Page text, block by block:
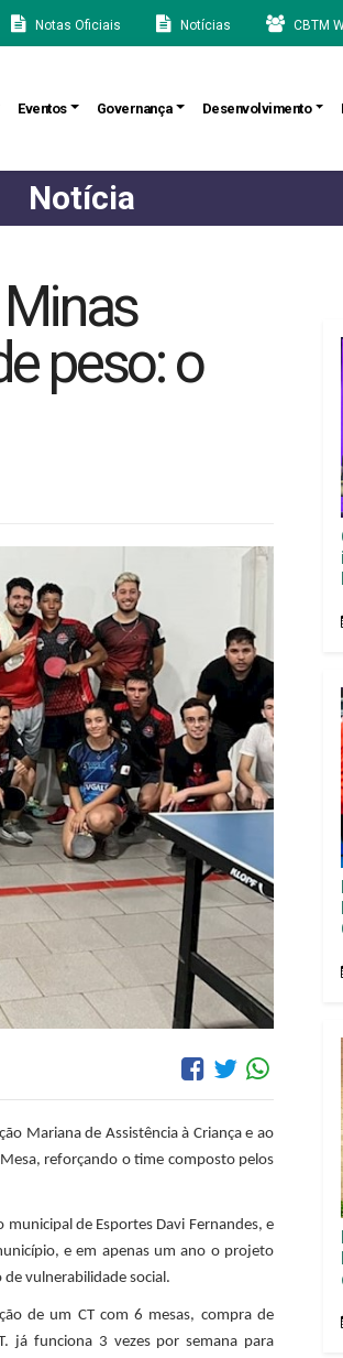
Notas Oficiais Notícias CBTM
Eventos Governança Desenvolvimento
Notícia
peso: o
Mariana de Assistência à Criança e ao
reforçando o time composto pelos
de Esportes Davi Fernandes, e
e em apenas um ano o projeto
de vulnerabilidade social.
de um CT com 6 mesas, compra de
já funciona 3 vezes por semana para